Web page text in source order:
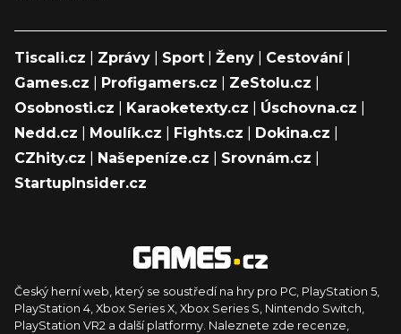
Tiscali.cz Zprávy Sport Ženy Cestování|
Games.cz
Profigamers.cz ZeStolu.cz
Osobnosti.cz
Karaoketexty.cz Úschovna.cz
Nedd.cz
Moulík.cz Fights.cz Dokina.cz
CZhity.cz
Našepeníze.cz Srovnám.cz
StartupInsider.cz
Český herní web, který se soustředí na hry pro PC, PlayStation 5,
PlayStation 4, Xbox Series X, Xbox Series S, Nintendo Switch,
PlayStation VR2 a další platformy. Naleznete zde recenze,